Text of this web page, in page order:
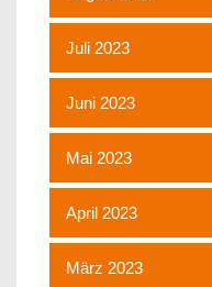
Juli 2023
Juni 2023
Mai 2023
April 2023
März 2023